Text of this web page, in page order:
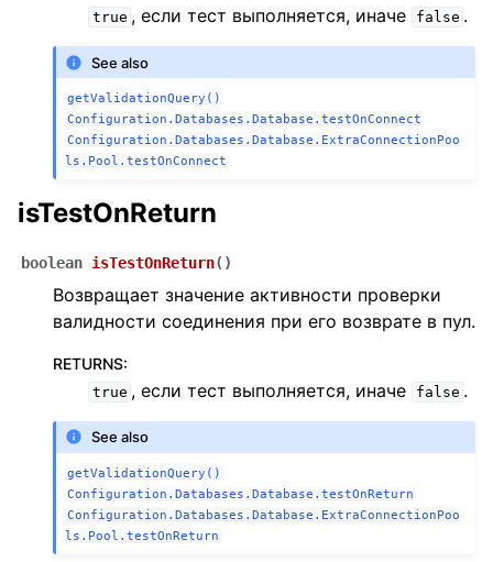
true , если тест выполняется, иначе false .
See also
getValidationQuery()
Configuration.Databases.Database.testOnConnect
Configuration.Databases.Database.ExtraConnectionPoo
ls.Pool.testOnConnect
isTestOnReturn
boolean isTestOnReturn( )
Возвращает значение активности проверки
валидности соединения при его возврате в пул.
RETURNS:
true , если тест выполняется, иначе false .
See also
getValidationQuery()
Configuration.Databases.Database.testOnReturn
Configuration.Databases.Database.ExtraConnectionPoo
ls.Pool.testOnReturn